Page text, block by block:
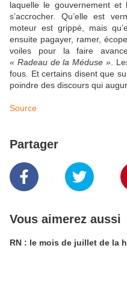
laquelle le gouvernement
s’accrocher. Qu’elle est
moteur est grippé, mais
ensuite pagayer, ramer,
voiles pour la faire
« Radeau de la Méduse » .
fous. Et certains disent que
poindre des discours qui
Source
Partager
Vous aimerez aussi
RN : le mois de juillet de la